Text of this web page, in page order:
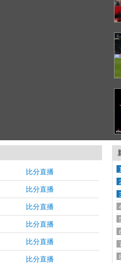
比分直播
比分直播
比分直播
比分直播
比分直播
比分直播